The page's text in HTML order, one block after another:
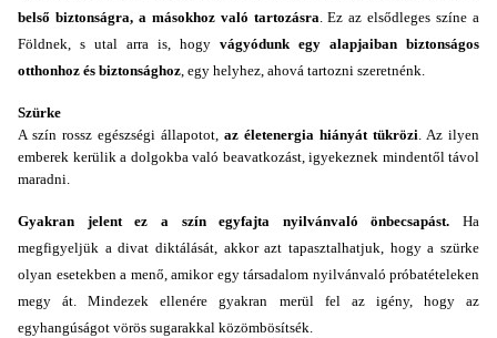
belső biztonságra, a másokhoz való tartozásra . Ez az elsődleges színe a
Földnek, s utal arra is, hogy vágyódunk egy alapjaiban biztonságos
otthonhoz és biztonsághoz , egy helyhez, ahová tartozni szeretnénk.
Szürke
A szín rossz egészségi állapotot, az életenergia hiányát tükrözi . Az ilyen
emberek kerülik a dolgokba való beavatkozást, igyekeznek mindentől távol
maradni.
Gyakran jelent ez a szín egyfajta nyilvánvaló önbecsapást. Ha
megfigyeljük a divat diktálását, akkor azt tapasztalhatjuk, hogy a szürke
olyan esetekben a menő, amikor egy társadalom nyilvánvaló próbatételeken
megy át. Mindezek ellenére gyakran merül fel az igény, hogy az
egyhangúságot vörös sugarakkal közömbösítsék.